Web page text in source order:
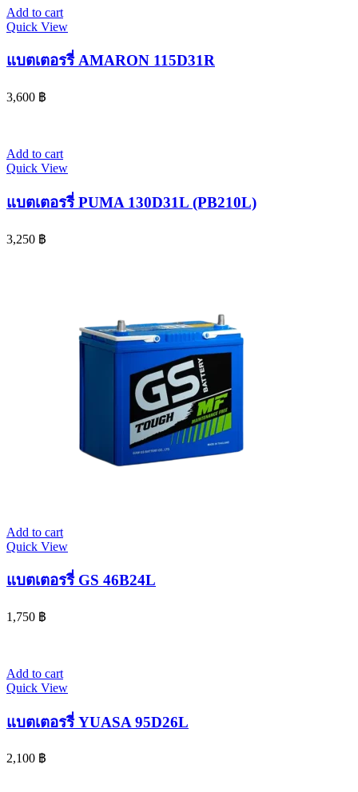
Add to cart
Quick View
แบตเตอรรี่ AMARON 115D31R
3,600 ฿
Add to cart
Quick View
แบตเตอรรี่ PUMA 130D31L (PB210L)
3,250 ฿
Add to cart
Quick View
แบตเตอรรี่ GS 46B24L
1,750 ฿
Add to cart
Quick View
แบตเตอรรี่ YUASA 95D26L
2,100 ฿